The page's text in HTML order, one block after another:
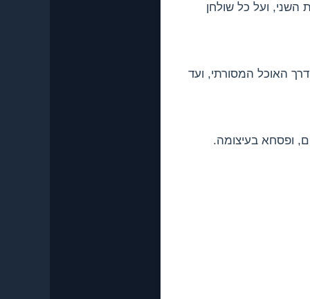
ועל כל שולחן
האוכל המסורתי, ועד
ופסחא בעיצומה.